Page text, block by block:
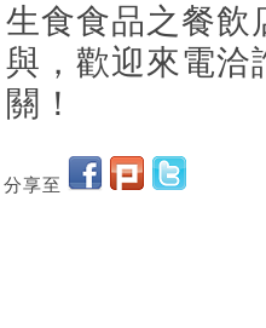
生食食品之餐飲
與，歡迎來電洽
關！
分享至